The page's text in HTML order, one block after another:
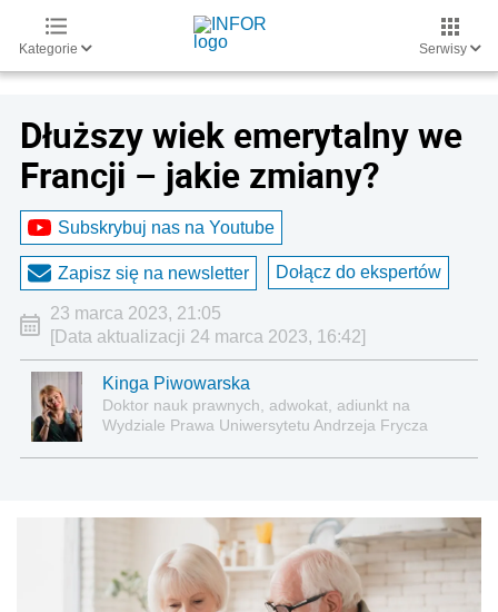
Kategorie Serwisy
Dłuższy wiek emerytalny we
Francji – jakie zmiany?
Subskrybuj nas na Youtube
Zapisz się na newsletter Dołącz do ekspertów
23 marca 2023, 21:05
[Data aktualizacji 24 marca 2023, 16:42]
Kinga Piwowarska
Doktor nauk prawnych, adwokat, adiunkt na
Wydziale Prawa Uniwersytetu Andrzeja Frycza
administracyjnoprawnych aspektach związanych z
pracą i pomocą socjalną.